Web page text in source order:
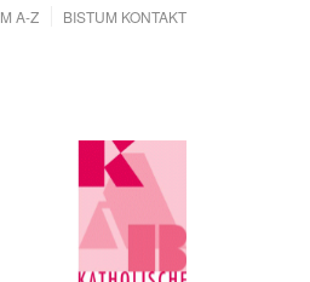
A-Z BISTUM KONTAKT